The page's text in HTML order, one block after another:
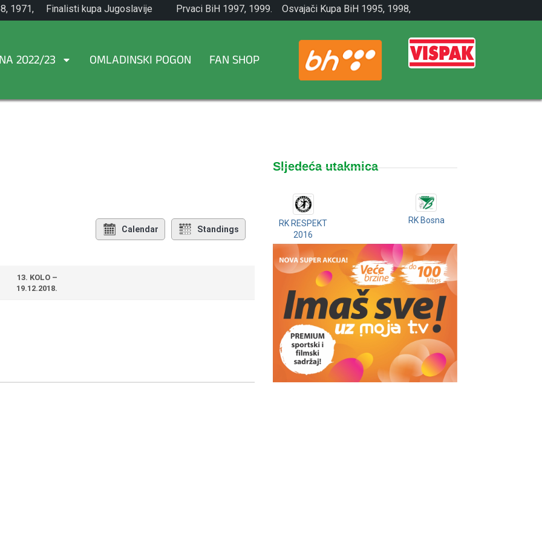
1971,
Finalisti kupa Jugoslavije
1965.
Prvaci BiH 1997, 1999.
Osvajači Kupa BiH 1995, 1998,
2001.
2022/23 OMLADINSKI POGON FAN SHOP
Calendar Standings
13. KOLO –
19.12.2018.
Sljedeća utakmica
RK RESPEKT
2016
RK Bosna